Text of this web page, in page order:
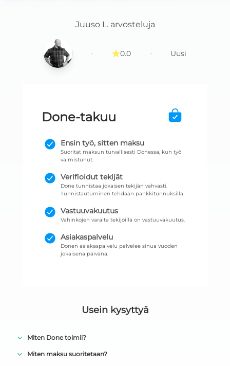
Juuso L. arvosteluja
· 0.0 · Uusi
Done-takuu
Ensin työ, sitten maksu
Suoritat maksun turvallisesti Donessa, kun työ
valmistunut.
Verifioidut tekijät
Done tunnistaa jokaisen tekijän vahvasti.
Tunnistautuminen tehdään pankkitunnuksilla.
Vastuuvakuutus
Vahinkojen varalta tekijöillä on vastuuvakuutus.
Asiakaspalvelu
Donen asiakaspalvelu palvelee sinua vuoden
jokaisena päivänä.
Usein kysyttyä
Miten Done toimii?
Miten maksu suoritetaan?